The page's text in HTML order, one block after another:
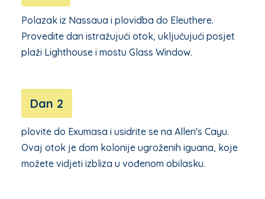
Polazak iz Nassaua i plovidba do Eleuthere.
Provedite dan istražujući otok, uključujući posjet
plaži Lighthouse i mostu Glass Window.
Dan 2
plovite do Exumasa i usidrite se na Allen's Cayu.
Ovaj otok je dom kolonije ugroženih iguana, koje
možete vidjeti izbliza u vođenom obilasku.